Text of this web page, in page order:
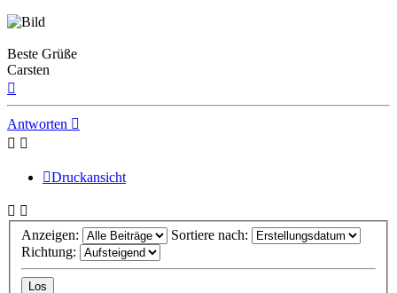
Beste Grüße
Carsten
Antworten
Druckansicht
Anzeigen:
Sortiere nach:
Richtung: